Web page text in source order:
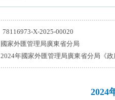
78116973-X-2025-00020
國家外匯管理局廣東省分局
2024年國家外匯管理局廣東省分局《
2024